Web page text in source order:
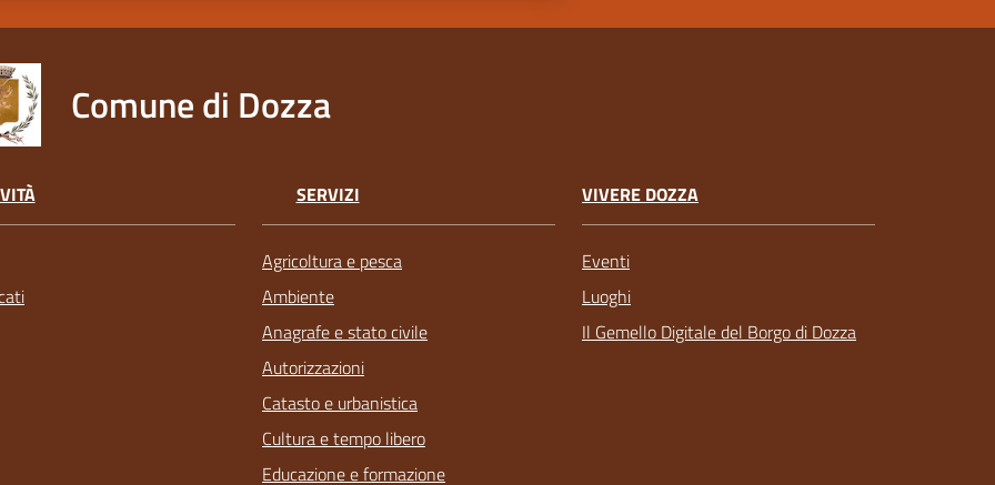
Comune di Dozza
SERVIZI
Agricoltura e pesca
Ambiente
Anagrafe e stato civile
Autorizzazioni
Catasto e urbanistica
Cultura e tempo libero
Educazione e formazione
VIVERE DOZZA
Eventi
Luoghi
Il Gemello Digitale del Borgo di Dozza